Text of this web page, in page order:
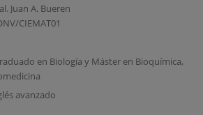
Juan A. Bueren
CIEMAT01
en Biología y Máster en Bioquímica,
avanzado